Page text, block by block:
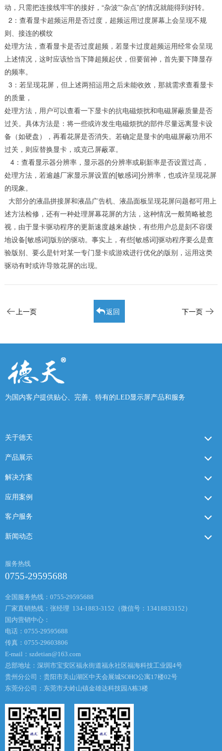
动，只需把连接线牢牢的接好，“杂波”“杂点”的情况就能得到好转。
2：查看显卡超频运用是否过度，超频运用过度屏幕上会呈现不规
则、接连的横纹
处理方法，查看显卡是否过度超频，若显卡过度超频运用经常会呈现
上述情况，这时应该恰当下降超频起伏，但要留神，首先要下降显存
的频率。
3：若呈现花屏，但上述两招运用之后未能收效，那就需求查看显卡
的质量，
处理方法，用户可以查看一下显卡的抗电磁烦扰和电磁屏蔽质量是否
过关。具体方法是：将一些或许发生电磁烦扰的部件尽量远离显卡设
备（如硬盘），再看花屏是否消失。若确定是显卡的电磁屏蔽功用不
过关，则应替换显卡，或克己屏蔽罩。
4：查看显示器分辨率，显示器的分辨率或刷新率是否设置过高，
处理方法，若逾越厂家显示屏设置的[敏感词]分辨率，也或许呈现花屏
的现象。
大部分的液晶拼接屏和液晶广告机、液晶面板呈现花屏问题都可用上
述方法检修，还有一种处理屏幕花屏的方法，这种情况一般简略被忽
视，由于显卡驱动程序的更新速度越来越快，有些用户总是刻不容缓
地设备[敏感词]版别的驱动。事实上，有些[敏感词]驱动程序要么是查
验版别、要么是针对某一专门显卡或游戏进行优化的版别，运用这类
驱动有时或许导致花屏的出现。
上一页 返回 下一页
为国内客户提供贴心、完善、特有的LED显示屏产品和服务
关于德天
产品展示
解决方案
应用案例
客户服务
新闻动态
服务热线
0755-29595688
全国服务热线：0755-29595688
厂家直销热线：张经理 134-1883-3152（微信号：13418833152）
国内营销中心：
电话：0755-29595688
传真：0755-29603806
E-mail： szdetian@163.com
总部地址：深圳市宝安区福永街道福永社区福海科技工业园4号
贵州分公司：贵阳市关山湖区中天会展城SOHO公寓17楼02号
东莞分公司：东莞市大岭山镇金雄达科技园A栋3楼